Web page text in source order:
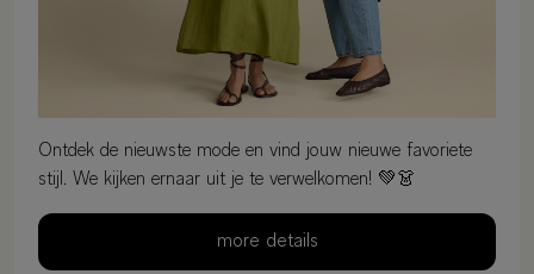
Ontdek de nieuwste mode en vind jouw nieuwe favoriete
stijl. We kijken ernaar uit je te verwelkomen! 💚👗
more details